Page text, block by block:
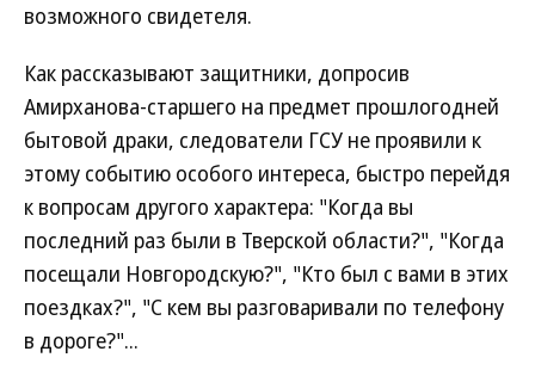
возможного свидетеля.
Как рассказывают защитники, допросив
Амирханова-старшего на предмет прошлогодней
бытовой драки, следователи ГСУ не проявили к
этому событию особого интереса, быстро перейдя
к вопросам другого характера: "Когда вы
последний раз были в Тверской области?", "Когда
посещали Новгородскую?", "Кто был с вами в этих
поездках?", "С кем вы разговаривали по телефону
в дороге?"...